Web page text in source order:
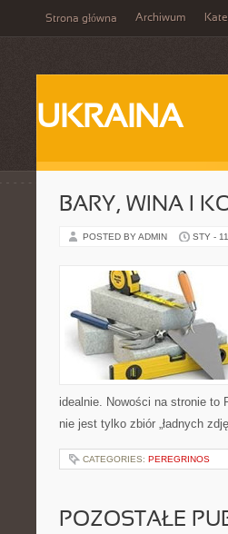
Strona główna Archiwum
UKRAINA
BARY, WINA I
POSTED BY ADMIN STY -
idealnie. Nowości na stronie to
nie jest tylko zbiór „ładnych
CATEGORIES: PEREGRINOS
POZOSTAŁE